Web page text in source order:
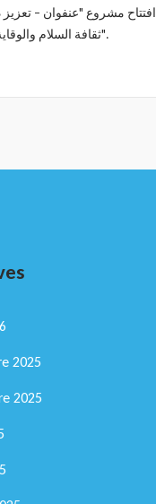
افتتاح مشروع "عنفوان –
ثقافة السلام والوقاية من التطرف العنيف في تونس".
2025
2025